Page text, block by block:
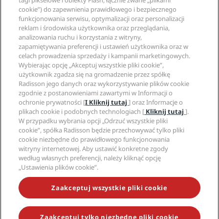
Cele podróży
Nowe i zapowiadane hotele
Aplikacja Radisson Hotels
Hotele z certyfikatem Sports Approved
Hotele przyjazne dla rodzin
Zdrowie i bezpieczeństwo
Partnerzy
Agencje turystyczne
Witryna korporacyjna
Radisson Hotel Group
Media
Kariery w RHG
Kariery w PPHE
Kariera EHL
The Club by RHG
Współpraca
Odpowiedzialny biznes
Zaopatrzenie
Informacje prawne
Centrum prywatności
Informacje prawne
Regulamin Radisson Rewards
Umowa dotycząca korzystania z witryny
Dostępność cyfrowa
Oświadczenie dotyczące współczesnego niewolnictwa
Pomoc
Ostrzeżenia dla klientów
Kontakt
Najczęściej zadawane pytania
Mapa witryny
Media społecznościowe
Marki Radisson Hotels
NIE PRZEGAP NAJCIEKAWSZYCH OFERT
cookie”) do zapewnienia prawidłowego i bezpiecznego
funkcjonowania serwisu, optymalizacji oraz personalizacji
reklam i środowiska użytkownika oraz przeglądania,
analizowania ruchu i korzystania z witryny,
zapamiętywania preferencji i ustawień użytkownika oraz w
celach prowadzenia sprzedaży i kampanii marketingowych.
Wybierając opcję „Akceptuj wszystkie pliki cookie”,
użytkownik zgadza się na gromadzenie przez spółkę
Radisson jego danych oraz wykorzystywanie plików cookie
zgodnie z postanowieniami zawartymi w Informacji o
ochronie prywatności [I Kliknij tutaj] oraz Informacje o
plikach cookie i podobnych technologiach [ Kliknij tutaj].
W przypadku wybrania opcji „Odrzuć wszystkie pliki
cookie”, spółka Radisson będzie przechowywać tylko pliki
cookie niezbędne do prawidłowego funkcjonowania
witryny internetowej. Aby ustawić konkretne zgody
według własnych preferencji, należy kliknąć opcję
„Ustawienia plików cookie”.
Zaakceptuj wszystkie pliki cookie
Zaakceptuj tylko niezbędne pliki cookie